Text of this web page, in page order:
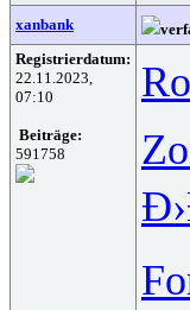
xanbank
Registrierdatum:
22.11.2023,
07:10
Beiträge:
591758